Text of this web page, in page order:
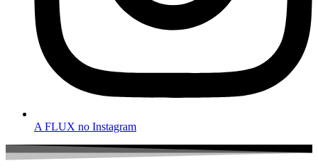
A FLUX no Instagram